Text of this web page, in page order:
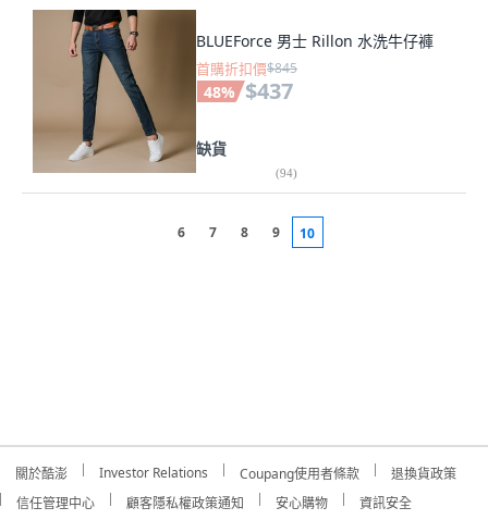
BLUEForce 男士 Rillon 水洗牛仔褲
首購折扣價$845
48% $437
缺貨
(94)
6 7 8 9 10
關於酷澎 Investor Relations Coupang使用者條款
退換貨政策
信任管理中心
顧客隱私權政策通知 安心購物 資訊安全